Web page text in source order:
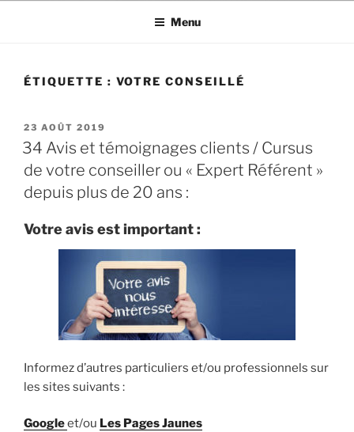
Menu
ÉTIQUETTE : VOTRE CONSEILLÉ
PUBLIÉ
LE
23 AOÛT 2019
34 Avis et témoignages clients / Cursus
de votre conseiller ou « Expert Référent »
depuis plus de 20 ans :
Votre avis est important :
Informez d’autres particuliers et/ou professionnels sur
les sites suivants :
Googleet/ou Les Pages Jaunes